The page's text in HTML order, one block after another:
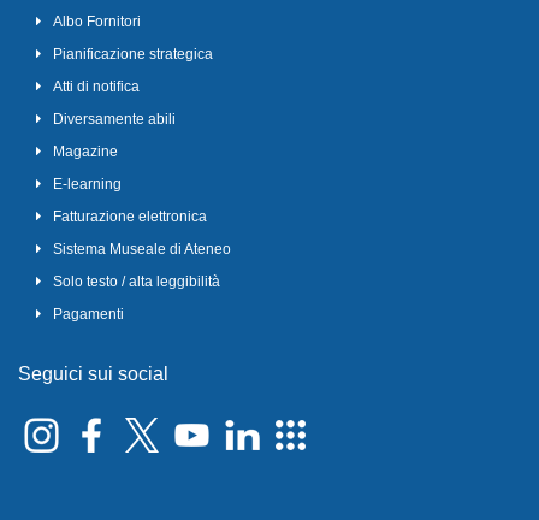
Albo Fornitori
Pianificazione strategica
Atti di notifica
Diversamente abili
Magazine
E-learning
Fatturazione elettronica
Sistema Museale di Ateneo
Solo testo / alta leggibilità
Pagamenti
Seguici sui social